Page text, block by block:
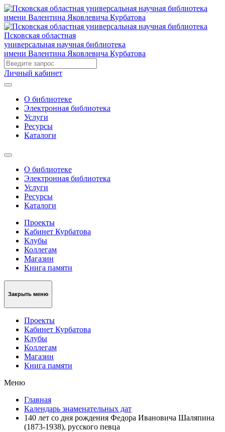
Псковская областная
универсальная научная библиотека
имени Валентина Яковлевича Курбатова
Личный кабинет
О библиотеке
Электронная библиотека
Услуги
Ресурсы
Каталоги
О библиотеке
Электронная библиотека
Услуги
Ресурсы
Каталоги
Проекты
Кабинет Курбатова
Клубы
Коллегам
Магазин
Книга памяти
Закрыть меню
Проекты
Кабинет Курбатова
Клубы
Коллегам
Магазин
Книга памяти
Меню
Главная
Календарь знаменательных дат
140 лет со дня рождения Федора Ивановича Шаляпина
(1873-1938), русского певца